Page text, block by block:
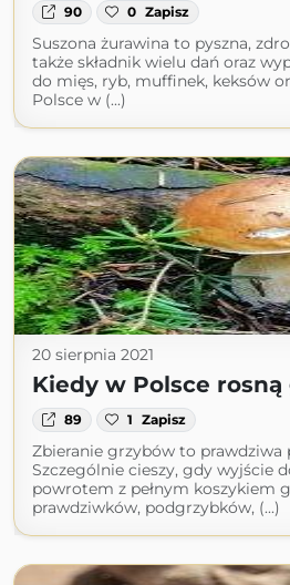
90 0 Zapisz
Suszona żurawina to pyszna,
także składnik wielu dań oraz
do mięs, ryb, muffinek, keksów
Polsce w (...)
20 sierpnia 2021
Kiedy w Polsce
89 1 Zapisz
Zbieranie grzybów to prawdziwa
Szczególnie cieszy, gdy wyjście
powrotem z pełnym koszykiem
prawdziwków, podgrzybków, (...)